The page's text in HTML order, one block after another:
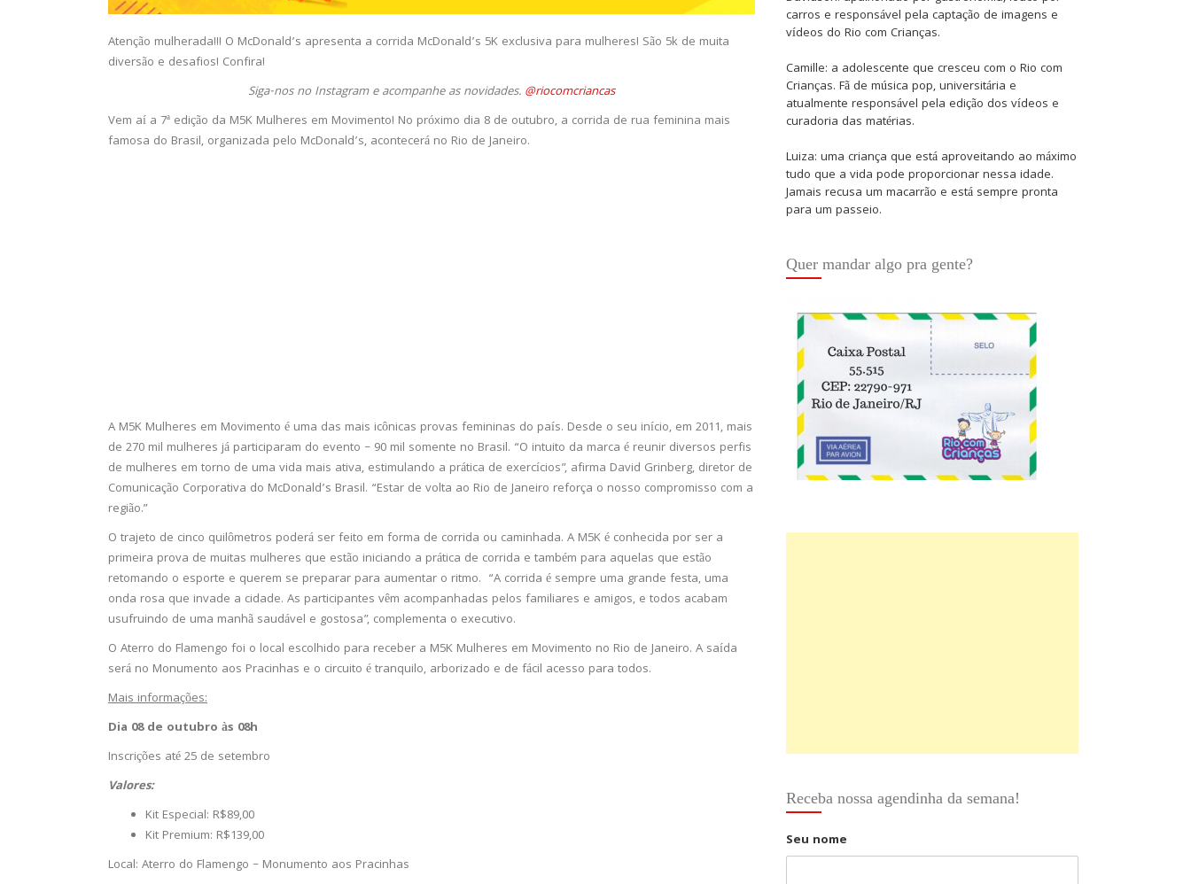
Atenção mulherada!!! O McDonald’s apresenta a corrida McDonald’s 5K exclusiva para mulheres! São 5k de muita
diversão e desafios! Confira!
Siga-nos no Instagram e acompanhe as novidades. @riocomcriancas
Vem aí a 7ª edição da M5K Mulheres em Movimento! No próximo dia 8 de outubro, a corrida de rua feminina mais
famosa do Brasil, organizada pelo McDonald’s, acontecerá no Rio de Janeiro.
A M5K Mulheres em Movimento é uma das mais icônicas provas femininas do país. Desde o seu início, em 2011, mais
de 270 mil mulheres já participaram do evento – 90 mil somente no Brasil. “O intuito da marca é reunir diversos perfis
de mulheres em torno de uma vida mais ativa, estimulando a prática de exercícios”, afirma David Grinberg, diretor de
Comunicação Corporativa do McDonald’s Brasil. “Estar de volta ao Rio de Janeiro reforça o nosso compromisso com a
região.”
O trajeto de cinco quilômetros poderá ser feito em forma de corrida ou caminhada. A M5K é conhecida por ser a
primeira prova de muitas mulheres que estão iniciando a prática de corrida e também para aquelas que estão
retomando o esporte e querem se preparar para aumentar o ritmo. “A corrida é sempre uma grande festa, uma
onda rosa que invade a cidade. As participantes vêm acompanhadas pelos familiares e amigos, e todos acabam
usufruindo de uma manhã saudável e gostosa”, complementa o executivo.
O Aterro do Flamengo foi o local escolhido para receber a M5K Mulheres em Movimento no Rio de Janeiro. A saída
será no Monumento aos Pracinhas e o circuito é tranquilo, arborizado e de fácil acesso para todos.
Mais informações:
Dia 08 de outubro às 08h
Inscrições até 25 de setembro
Valores:
Kit Especial: R$89,00
Kit Premium: R$139,00
Local: Aterro do Flamengo – Monumento aos Pracinhas
carros e responsável pela captação de imagens e
vídeos do Rio com Crianças.
Camille: a adolescente que cresceu com o Rio com
Crianças. Fã de música pop, universitária e
atualmente responsável pela edição dos vídeos e
curadoria das matérias.
Luiza: uma criança que está aproveitando ao máximo
tudo que a vida pode proporcionar nessa idade.
Jamais recusa um macarrão e está sempre pronta
para um passeio.
Quer mandar algo pra gente?
Receba nossa agendinha da semana!
Seu nome